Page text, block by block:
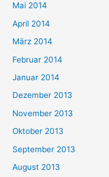
Mai 2014
April 2014
März 2014
Februar 2014
Januar 2014
Dezember 2013
November 2013
Oktober 2013
September 2013
August 2013